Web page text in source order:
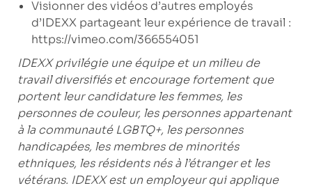
Visionner des vidéos d’autres employés
d’IDEXX partageant leur expérience de travail :
https://vimeo.com/366554051
IDEXX privilégie une équipe et un milieu de
travail diversifiés et encourage fortement que
portent leur candidature les femmes, les
personnes de couleur, les personnes appartenant
à la communauté LGBTQ+, les personnes
handicapées, les membres de minorités
ethniques, les résidents nés à l’étranger et les
vétérans. IDEXX est un employeur qui applique